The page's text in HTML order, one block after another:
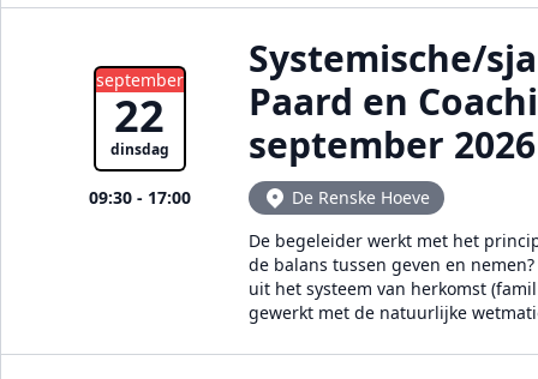
september
22
dinsdag
09:30 - 17:00
Systemische/
Paard en
september 2026
De Renske Hoeve
De begeleider werkt met het
de balans tussen geven en
uit het systeem van herkomst
gewerkt met de natuurlijke